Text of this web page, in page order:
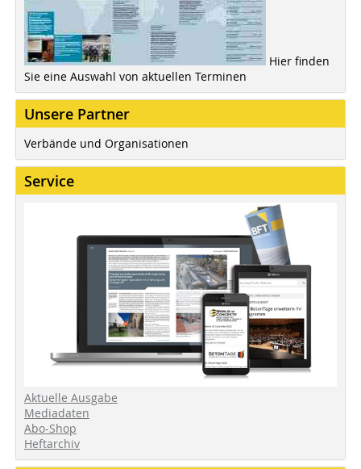
Hier finden
Sie eine Auswahl von aktuellen Terminen
Unsere Partner
Verbände und Organisationen
Service
Aktuelle Ausgabe
Mediadaten
Abo-Shop
Heftarchiv